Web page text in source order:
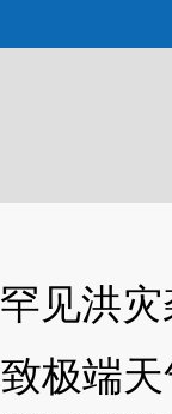
于财新文章[https://
见洪
极端天